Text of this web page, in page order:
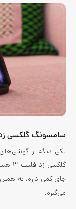
سامسونگ گلکسی زد
جای کمی داره. به
می‌گیره.